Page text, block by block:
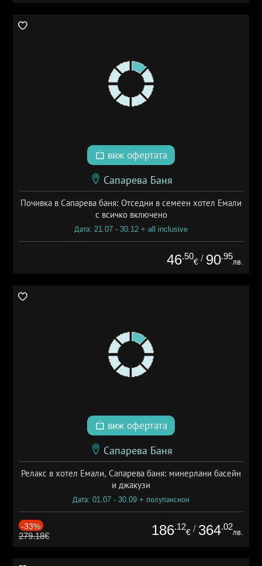
виж офертата
Сапарева Баня
Почивка в Сапарева баня: Отседни в семеен хотел Емали
с всичко включено
Дата: 21.07 - 30.12 + all inclusive
46.50
€ / 90.95
лв.
виж офертата
Сапарева Баня
Релакс в хотел Емали, Сапарева баня: минерлани басейн
и джакузи
Дата: 01.07 - 30.09 + полупансион
-33%
279.18€ 186.12
€ / 364.02
лв.